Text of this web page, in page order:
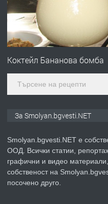
ПРЕДЛАГА Имот в
ПРЕДЛАГА КЪЩА
Коктейл Бананова бомба
За Smolyan.bgvesti.NET
Smolyan.bgvesti.NET е
ООД. Всички статии,
графични и видео
собственост на
посочено друго.